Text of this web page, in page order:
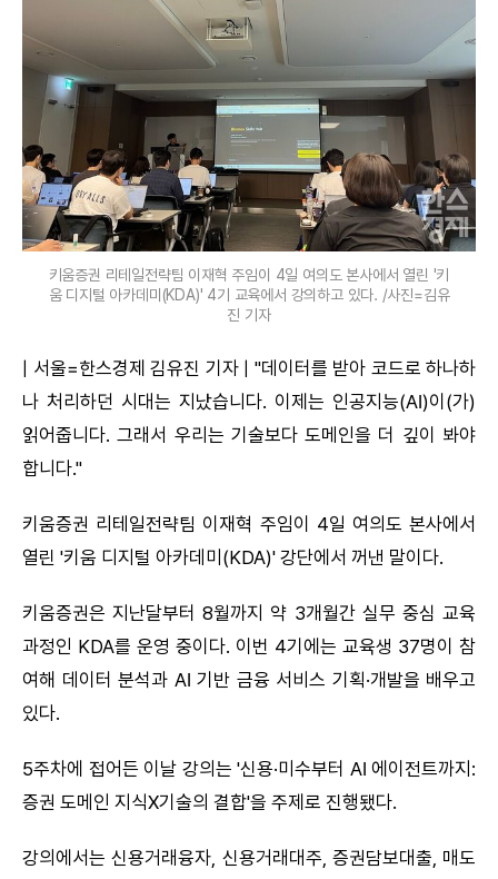
키움증권 리테일전략팀 이재혁 주임이 4일 여의도 본사에서 열린 '키
움 디지털 아카데미(KDA)' 4기 교육에서 강의하고 있다. /사진=김유
진 기자
| 서울=한스경제 김유진 기자 | "데이터를 받아 코드로 하나하
나 처리하던 시대는 지났습니다. 이제는 인공지능(AI)이(가)
읽어줍니다. 그래서 우리는 기술보다 도메인을 더 깊이 봐야
합니다."
키움증권 리테일전략팀 이재혁 주임이 4일 여의도 본사에서
열린 '키움 디지털 아카데미(KDA)' 강단에서 꺼낸 말이다.
키움증권은 지난달부터 8월까지 약 3개월간 실무 중심 교육
과정인 KDA를 운영 중이다. 이번 4기에는 교육생 37명이 참
여해 데이터 분석과 AI 기반 금융 서비스 기획·개발을 배우고
있다.
5주차에 접어든 이날 강의는 '신용·미수부터 AI 에이전트까지:
증권 도메인 지식X기술의 결합'을 주제로 진행됐다.
강의에서는 신용거래융자, 신용거래대주, 증권담보대출, 매도